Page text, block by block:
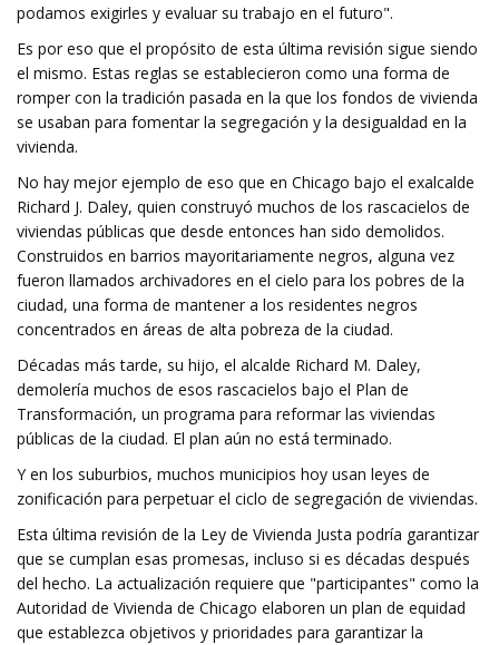
podamos exigirles y evaluar su trabajo en el futuro".
Es por eso que el propósito de esta última revisión sigue siendo
el mismo. Estas reglas se establecieron como una forma de
romper con la tradición pasada en la que los fondos de vivienda
se usaban para fomentar la segregación y la desigualdad en la
vivienda.
No hay mejor ejemplo de eso que en Chicago bajo el exalcalde
Richard J. Daley, quien construyó muchos de los rascacielos de
viviendas públicas que desde entonces han sido demolidos.
Construidos en barrios mayoritariamente negros, alguna vez
fueron llamados archivadores en el cielo para los pobres de la
ciudad, una forma de mantener a los residentes negros
concentrados en áreas de alta pobreza de la ciudad.
Décadas más tarde, su hijo, el alcalde Richard M. Daley,
demolería muchos de esos rascacielos bajo el Plan de
Transformación, un programa para reformar las viviendas
públicas de la ciudad. El plan aún no está terminado.
Y en los suburbios, muchos municipios hoy usan leyes de
zonificación para perpetuar el ciclo de segregación de viviendas.
Esta última revisión de la Ley de Vivienda Justa podría garantizar
que se cumplan esas promesas, incluso si es décadas después
del hecho. La actualización requiere que "participantes" como la
Autoridad de Vivienda de Chicago elaboren un plan de equidad
que establezca objetivos y prioridades para garantizar la